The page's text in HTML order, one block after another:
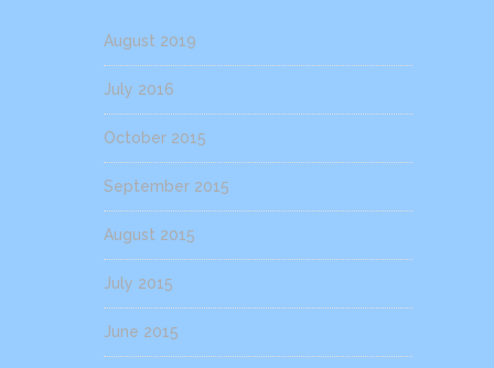
August 2019
July 2016
October 2015
September 2015
August 2015
July 2015
June 2015